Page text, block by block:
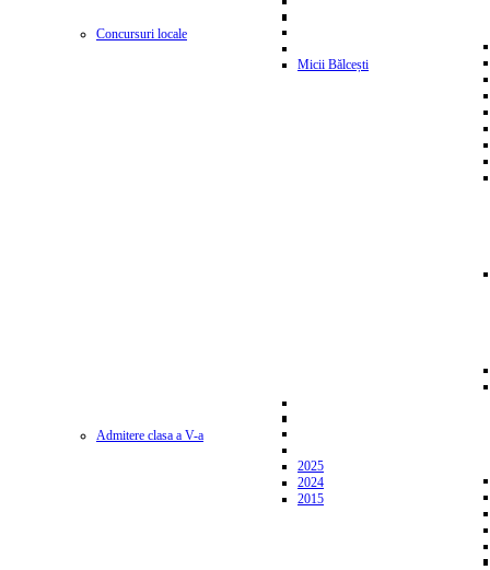
Concursuri locale
Micii Bălcești
Admitere clasa a V-a
2025
2024
2015